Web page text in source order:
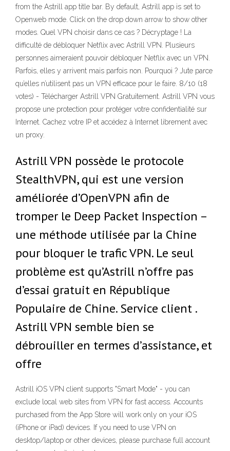
from the Astrill app title bar. By default, Astrill app is set to
Openweb mode. Click on the drop down arrow to show other
modes. Quel VPN choisir dans ce cas ? Décryptage ! La
difficulté de débloquer Netflix avec Astrill VPN. Plusieurs
personnes aimeraient pouvoir débloquer Netflix avec un VPN.
Parfois, elles y arrivent mais parfois non. Pourquoi ? Jute parce
qu’elles n’utilisent pas un VPN efficace pour le faire. 8/10 (18
votes) - Télécharger Astrill VPN Gratuitement. Astrill VPN vous
propose une protection pour protéger votre confidentialité sur
Internet. Cachez votre IP et accédez à Internet librement avec
un proxy.
Astrill VPN possède le protocole
StealthVPN, qui est une version
améliorée d’OpenVPN afin de
tromper le Deep Packet Inspection –
une méthode utilisée par la Chine
pour bloquer le trafic VPN. Le seul
problème est qu’Astrill n’offre pas
d’essai gratuit en République
Populaire de Chine. Service client .
Astrill VPN semble bien se
débrouiller en termes d’assistance, et
offre
Astrill iOS VPN client supports "Smart Mode" - you can
exclude local web sites from VPN for fast access. Accounts
purchased from the App Store will work only on your iOS
(iPhone or iPad) devices. If you need to use VPN on
desktop/laptop or other devices, please purchase full account